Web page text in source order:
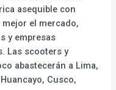
asequible con
el mercado,
y empresas
Las scooters y
abastecerán a Lima,
Cusco,